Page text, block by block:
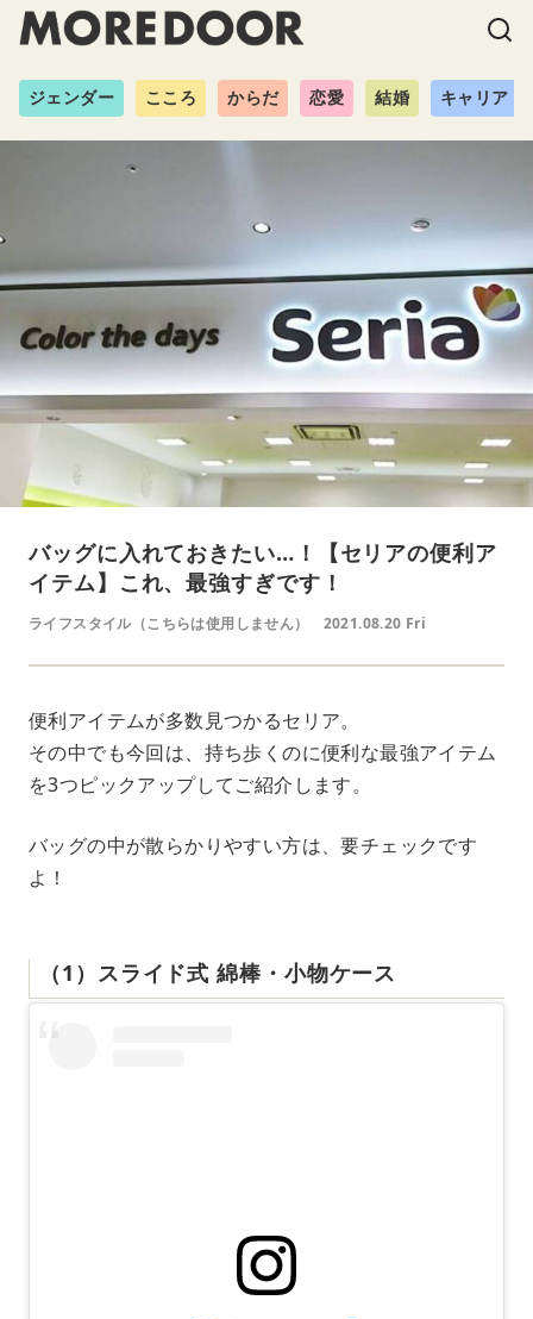
ジェンダー こころ からだ 恋愛 結婚 キャリア
バッグに入れておきたい…！【セリアの便利ア
イテム】これ、最強すぎです！
ライフスタイル（こちらは使用しません） 2021.08.20 Fri
便利アイテムが多数見つかるセリア。
その中でも今回は、持ち歩くのに便利な最強アイテム
を3つピックアップしてご紹介します。
バッグの中が散らかりやすい方は、要チェックです
よ！
（1）スライド式 綿棒・小物ケース